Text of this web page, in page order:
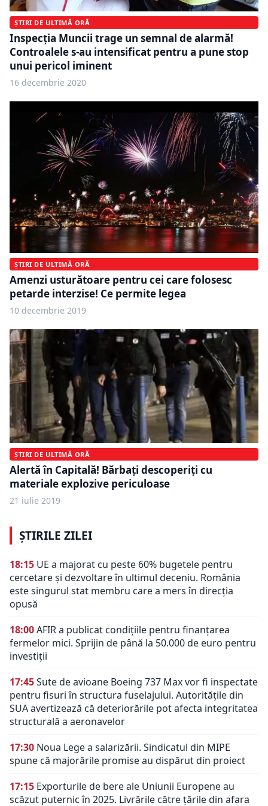
ȘTIRI DE ULTIMĂ ORĂ
Inspecția Muncii trage un semnal de alarmă!
Controalele s-au intensificat pentru a pune stop
unui pericol iminent
16 decembrie 2020
ȘTIRI DE ULTIMĂ ORĂ
Amenzi usturătoare pentru cei care folosesc
petarde interzise! Ce permite legea
10 decembrie 2019
ȘTIRI DE ULTIMĂ ORĂ
Alertă în Capitală! Bărbați descoperiți cu
materiale explozive periculoase
21 iulie 2019
ȘTIRILE ZILEI
18:15 UE a majorat cu peste 60% bugetele pentru
cercetare și dezvoltare în ultimul deceniu. România
este singurul stat membru care a mers în direcția
opusă
18:00AFIR a publicat condițiile pentru finanțarea
fermelor mici. Sprijin de până la 50.000 de euro pentru
investiții
17:45Sute de avioane Boeing 737 Max vor fi inspectate
pentru fisuri în structura fuselajului. Autoritățile din
SUA avertizează că deteriorările pot afecta integritatea
structurală a aeronavelor
17:30 Noua Lege a salarizării. Sindicatul din MIPE
spune că majorările promise au dispărut din proiect
17:15 Exporturile de bere ale Uniunii Europene au
scăzut puternic în 2025. Livrările către țările din afara